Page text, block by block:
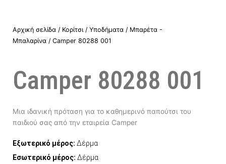
Αρχική σελίδα / Κορίτσι / Υποδήματα / Μπαρέτα -
Μπαλαρίνα / Camper 80288 001
Camper 80288 001
Μια ιδανική πρόταση για το καθημερινό παπούτσι του
παιδιού σας από την εταιρεία Camper
Εξωτερικό μέρος: Δέρμα
Εσωτερικό μέρος: Δέρμα